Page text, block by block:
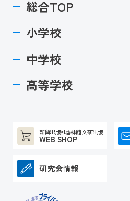
総合TOP
小学校
中学校
高等学校
新興出版社啓林館 文研出版
WEB SHOP
研究会情報